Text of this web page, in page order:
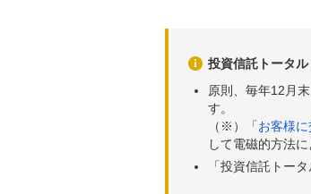
投資信託トータ
原則、毎年12月
す。
（※）「お客様
して電磁的方法に
「投資信託トー